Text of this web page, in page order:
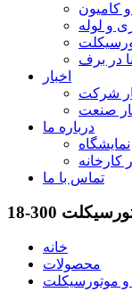
کامیون
در برف
اخبار
شرکت
صنعت
درباره ما
نمایشگاه
کارخانه
تماس با ما
300-18
خانه
محصولات
موتورسیکلت